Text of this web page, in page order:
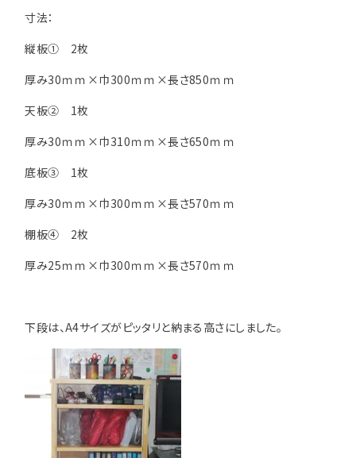
寸法：
縦板① 2枚
厚み30ｍｍ×巾300ｍｍ×長さ850ｍｍ
天板② 1枚
厚み30ｍｍ×巾310ｍｍ×長さ650ｍｍ
底板③ 1枚
厚み30ｍｍ×巾300ｍｍ×長さ570ｍｍ
棚板④ 2枚
厚み25ｍｍ×巾300ｍｍ×長さ570ｍｍ
下段は、A4サイズがピッタリと納まる高さにしました。